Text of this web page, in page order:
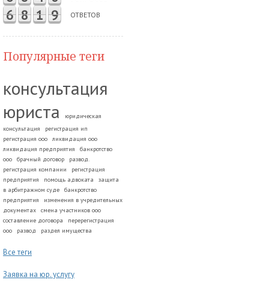
6 8 1 9 ОТВЕТОВ
Популярные теги
консультация
юриста
юридическая
консультация
регистрация ип
регистрация ооо
ликвидация ооо
ликвидация предприятия
банкротство
ооо
брачный договор
развод.
регистрация компании
регистрация
предприятия
помощь адвоката
защита
в арбитражном суде
банкротство
предприятия
изменения в учредительных
документах
смена участников ооо
составление договора
перерегистрация
ооо
развод раздел имущества
Все теги
Заявка на юр. услугу